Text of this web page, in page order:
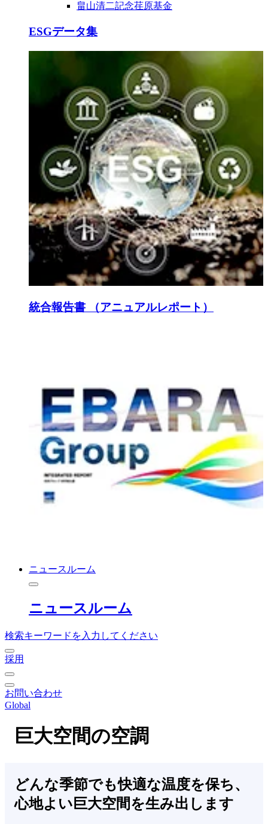
畠山清二記念荏原基金
ESGデータ集
統合報告書 （アニュアルレポート）
ニュースルーム
ニュースルーム
検索キーワードを入力してください
採用
お問い合わせ
Global
巨大空間の空調
どんな季節でも快適な温度を保ち、
心地よい巨大空間を生み出します